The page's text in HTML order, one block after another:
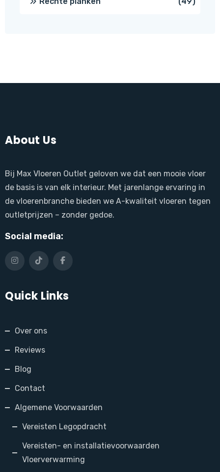
About Us
Bij Max Vloeren Outlet geloven we dat een mooie vloer
de basis is van elk interieur. Met jarenlange ervaring in
de vloerenbranche bieden we A-kwaliteit vloeren tegen
outletprijzen – zonder gedoe.
Social media:
Quick Links
Over ons
Reviews
Blog
Contact
Algemene Voorwaarden
Vereisten Legopdracht
Vereisten- en installatievoorwaarden
Vloerverwarming